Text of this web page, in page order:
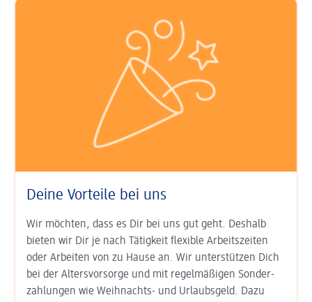
Deine Vorteile bei uns
Wir möchten, dass es Dir bei uns gut geht. Deshalb
bieten wir Dir je nach Tätigkeit flexible Arbeits­zeiten
oder Arbeiten von zu Hause an. Wir unter­stützen Dich
bei der Alters­vorsorge und mit regel­mäßigen Sonder­
zahlungen wie Weihnachts- und Urlaubs­geld. Dazu